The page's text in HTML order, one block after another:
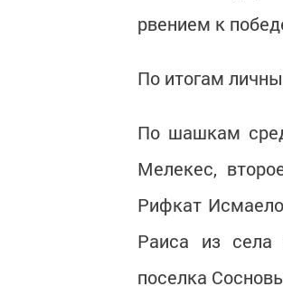
рвением к
По итогам
По шашкам
Мелекес,
Рифкат
Раиса из села
поселка